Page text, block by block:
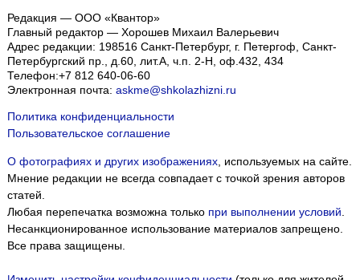
Редакция — ООО «Квантор»
Главный редактор — Хорошев Михаил Валерьевич
Адрес редакции: 198516 Санкт-Петербург, г. Петергоф, Санкт-
Петербургский пр., д.60, лит.А, ч.п. 2-Н, оф.432, 434
Телефон:+7 812 640-06-60
Электронная почта: askme@shkolazhizni.ru
Политика конфиденциальности
Пользовательское соглашение
О фотографиях и других изображениях, используемых на сайте.
Мнение редакции не всегда совпадает с точкой зрения авторов
статей.
Любая перепечатка возможна только при выполнении условий.
Несанкционированное использование материалов запрещено.
Все права защищены.